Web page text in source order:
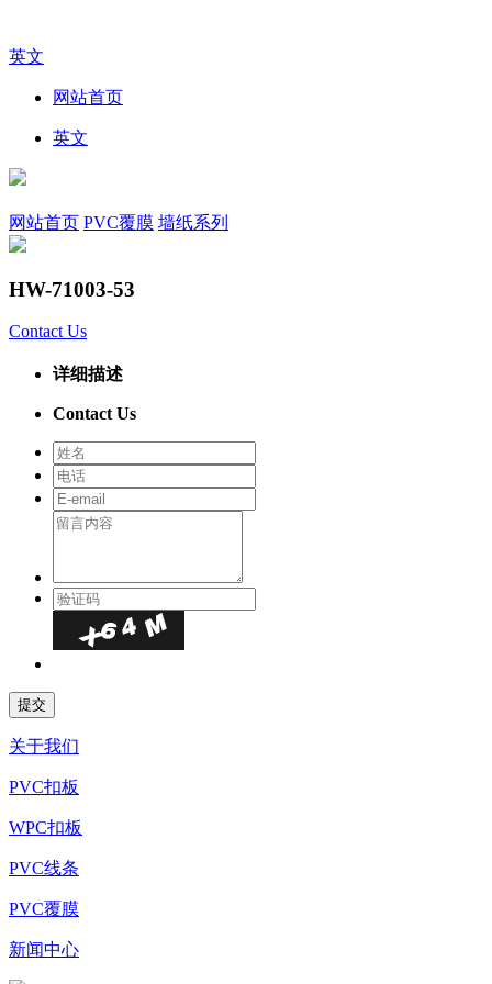
英文
网站首页
英文
网站首页 PVC覆膜 墙纸系列
HW-71003-53
Contact Us
详细描述
Contact Us
关于我们
PVC扣板
WPC扣板
PVC线条
PVC覆膜
新闻中心